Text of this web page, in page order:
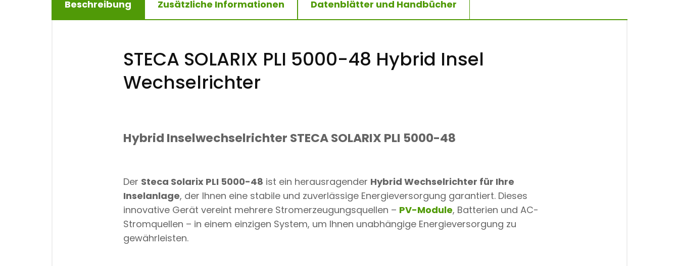
8
8
B
R
W
S
E
L
I
C
H
Beschreibung Zusätzliche Informationen Datenblätter und Handbücher
STECA SOLARIX PLI 5000-48 Hybrid Insel
Wechselrichter
Hybrid Inselwechselrichter STECA SOLARIX PLI 5000-48
Der Steca Solarix PLI 5000-48 ist ein herausragender Hybrid Wechselrichter für Ihre
Inselanlage, der Ihnen eine stabile und zuverlässige Energieversorgung garantiert. Dieses
innovative Gerät vereint mehrere Stromerzeugungsquellen – PV-Module, Batterien und AC-
Stromquellen – in einem einzigen System, um Ihnen unabhängige Energieversorgung zu
gewährleisten.